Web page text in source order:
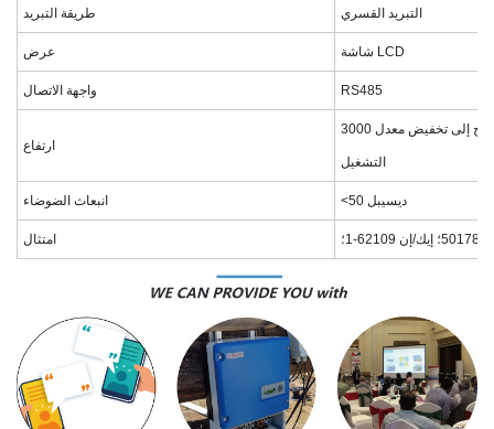
طريقة التبريد التبريد القسري
عرض شاشة LCD
واجهة الاتصال RS485
ارتفاع
3000 متر؛ أعلى من 3000 متر تحتاج إلى تخفيض معدل
التشغيل
انبعاث الضوضاء <50 ديسيبل
امتثال